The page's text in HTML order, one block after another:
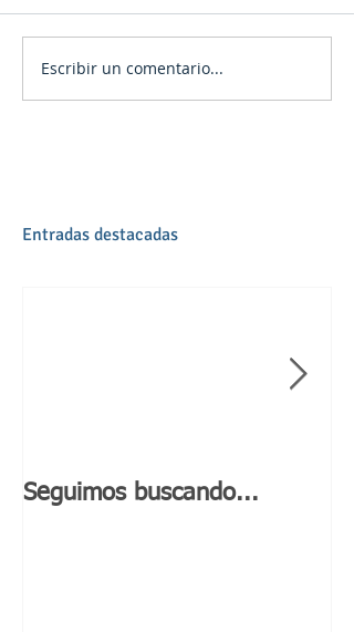
Escribir un comentario...
Entradas destacadas
Seguimos buscando...